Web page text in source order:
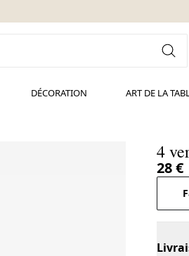
DÉCORATION ART DE LA
4
28 €